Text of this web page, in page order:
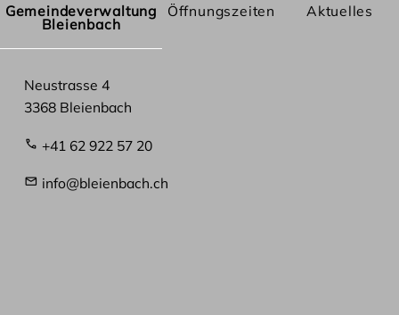
Gemeindeverwaltung
Bleienbach
Öffnungszeiten Aktuelles
Neustrasse 4
3368 Bleienbach
+41 62 922 57 20
info@bleienbach.ch